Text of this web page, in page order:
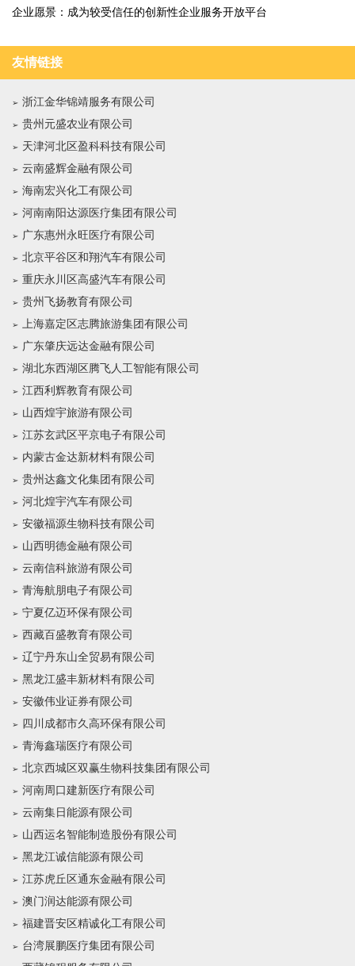
企业愿景：成为较受信任的创新性企业服务开放平台
友情链接
浙江金华锦靖服务有限公司
贵州元盛农业有限公司
天津河北区盈科科技有限公司
云南盛辉金融有限公司
海南宏兴化工有限公司
河南南阳达源医疗集团有限公司
广东惠州永旺医疗有限公司
北京平谷区和翔汽车有限公司
重庆永川区高盛汽车有限公司
贵州飞扬教育有限公司
上海嘉定区志腾旅游集团有限公司
广东肇庆远达金融有限公司
湖北东西湖区腾飞人工智能有限公司
江西利辉教育有限公司
山西煌宇旅游有限公司
江苏玄武区平京电子有限公司
内蒙古金达新材料有限公司
贵州达鑫文化集团有限公司
河北煌宇汽车有限公司
安徽福源生物科技有限公司
山西明德金融有限公司
云南信科旅游有限公司
青海航朋电子有限公司
宁夏亿迈环保有限公司
西藏百盛教育有限公司
辽宁丹东山全贸易有限公司
黑龙江盛丰新材料有限公司
安徽伟业证券有限公司
四川成都市久高环保有限公司
青海鑫瑞医疗有限公司
北京西城区双赢生物科技集团有限公司
河南周口建新医疗有限公司
云南集日能源有限公司
山西运名智能制造股份有限公司
黑龙江诚信能源有限公司
江苏虎丘区通东金融有限公司
澳门润达能源有限公司
福建晋安区精诚化工有限公司
台湾展鹏医疗集团有限公司